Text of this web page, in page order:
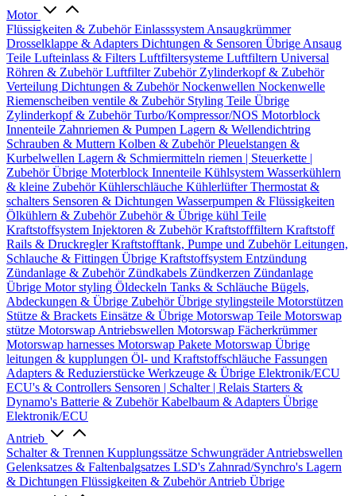
Motor
Flüssigkeiten & ZubehörEinlasssystem Ansaugkrümmer
Drosselklappe & Adapters Dichtungen & Sensoren Übrige Ansaug
Teile Lufteinlass & Filters Luftfiltersysteme Luftfiltern Universal
Röhren & ZubehörLuftfilter Zubehör Zylinderkopf & Zubehör
Verteilung Dichtungen & ZubehörNockenwellen Nockenwelle
Riemenscheiben ventile & Zubehör Styling Teile Übrige
Zylinderkopf & ZubehörTurbo/Kompressor/NOS Motorblock
Innenteile Zahnriemen & Pumpen Lagern & Wellendichtring
Schrauben & Muttern Kolben & ZubehörPleuelstangen &
Kurbelwellen Lagern & Schmiermitteln riemen | Steuerkette |
ZubehörÜbrige Moterblock Innenteile Kühlsystem Wasserkühlern
& kleine ZubehörKühlerschläuche KühlerlüfterThermostat &
schalters Sensoren & Dichtungen Wasserpumpen & Flüssigkeiten
Ölkühlern & Zubehör Zubehör & Übrige kühl Teile
Kraftstoffsystem Injektoren & ZubehörKraftstofffiltern Kraftstoff
Rails & DruckreglerKraftstofftank, Pumpe und ZubehörLeitungen,
Schlauche & Fittingen Übrige Kraftstoffsystem Entzündung
Zündanlage & Zubehör Zündkabels Zündkerzen Zündanlage
Übrige Motor styling Öldeckeln Tanks & Schläuche Bügels,
Abdeckungen & Übrige ZubehörÜbrige stylingsteile Motorstützen
Stütze & Brackets Einsätze & Übrige Motorswap Teile Motorswap
stütze Motorswap Antriebswellen Motorswap Fächerkrümmer
Motorswap harnesses Motorswap Pakete Motorswap Übrige
leitungen & kupplungen Öl- und Kraftstoffschläuche Fassungen
Adapters & Reduzierstücke Werkzeuge & Übrige Elektronik/ECU
ECU's & Controllers Sensoren | Schalter | Relais Starters &
Dynamo's Batterie & ZubehörKabelbaum & Adapters Übrige
Elektronik/ECU
Antrieb
Schalter & Trennen Kupplungssätze SchwungräderAntriebswellen
Gelenksatzes & Faltenbalgsatzes LSD's Zahnrad/Synchro's Lagern
& Dichtungen Flüssigkeiten & ZubehörAntrieb Übrige